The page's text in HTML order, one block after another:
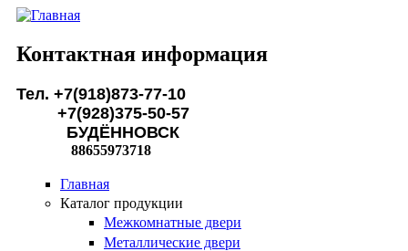
Перейти к основному содержанию
Контактная информация
Тел. +7(918)873-77-10
+7(928)375-50-57
БУДЁННОВСК
88655973718
Главная
Каталог продукции
Межкомнатные двери
Металлические двери